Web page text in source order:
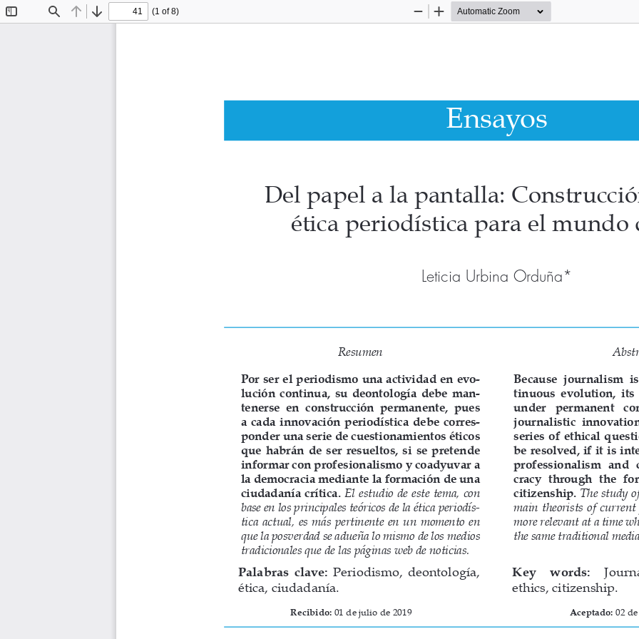
Find Previous
Next
(1 of 8)
Zoom
Zoom
Del papel a la pantalla:
ética periodística para el mundo
Leticia Urbina Orduña*
Ensayos
Resumen
Por ser el periodismo una actividad en evo-
lución  continua,  su  deontología  debe  man-
tenerse  en  construcción  permanente,  pues
a  cada  innovación  periodística  debe  corres-
ponder una serie de cuestionamientos éticos
que  habrán  de  ser  resueltos,  si  se  pretende
informar con profesionalismo y coadyuvar a
la democracia mediante la formación de una
ciudadanía crítica. El estudio de este tema, con
base en los principales teóricos de la ética periodís-
tica  actual,  es  más  pertinente  en  un  momento  en
que la posverdad se adueña lo mismo de los medios
tradicionales que de las páginas web de noticias.
Because  journalism
tinuous  evolution,  its
under   permanent
journalistic
series  of  ethical
be resolved, if it is
professionalism   and
cracy  through  the
citizenship. The study
main  theorists  of
more relevant at a time
the same traditional
Recibido: 01 de julio de 2019 Aceptado: 02
Palabras  clave:
  Periodismo,  deontología,
ética, ciudadanía.
Key    words:
ethics, citizenship.